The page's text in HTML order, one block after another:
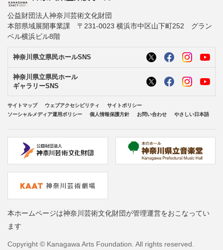
公益財団法人神奈川芸術文化財団
本部県域展開事業課 〒231-0023 横浜市中区山下町252 グラン
ベル横浜ビル8階
神奈川県立県民ホールSNS
神奈川県立県民ホール
ギャラリーSNS
サイトマップ ウェブアクセシビリティ
サイトポリシー
ソーシャルメディア運用ポリシー
個人情報保護方針 お問い合わせ やさしい日本語
本ホームページは神奈川芸術文化財団が管理運営をおこなってい
ます
Copyright © Kanagawa Arts Foundation. All rights reserved.